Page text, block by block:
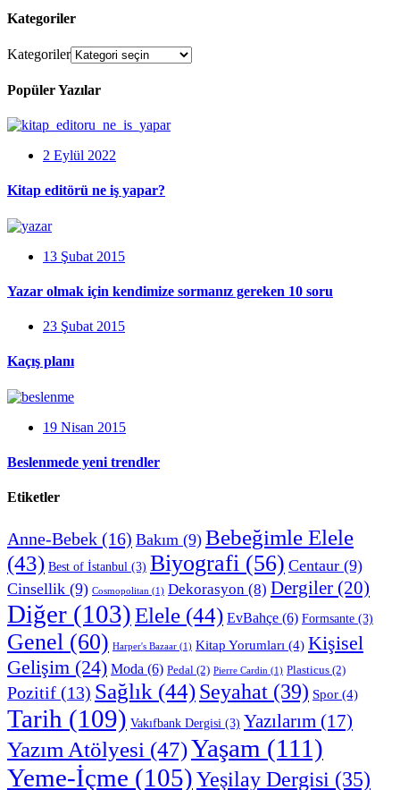
Kategoriler
Kategoriler
Popüler Yazılar
2 Eylül 2022
Kitap editörü ne iş yapar?
13 Şubat 2015
Yazar olmak için kendimize sormanız gereken 10 soru
23 Şubat 2015
Kaçış planı
19 Nisan 2015
Beslenmede yeni trendler
Etiketler
Anne-Bebek (16) Bakım (9) Bebeğimle Elele
(43) Best of İstanbul (3) Biyografi (56) Centaur (9)
Cinsellik (9) Cosmopolitan (1) Dekorasyon (8) Dergiler (20)
Diğer (103)Elele (44) EvBahçe (6) Formsante (3)
Genel (60) Harper's Bazaar (1) Kitap Yorumları (4) Kişisel
Gelişim (24) Moda (6) Pedal (2) Pierre Cardin (1) Plasticus (2)
Pozitif (13) Sağlık (44)Seyahat (39) Spor (4)
Tarih (109) Vakıfbank Dergisi (3) Yazılarım (17)
Yazım Atölyesi (47)Yaşam (111)
Yeme-İçme (105)Yeşilay Dergisi (35)